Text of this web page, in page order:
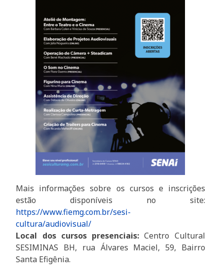
Mais informações sobre os cursos e inscrições
estão disponíveis no site:
https://www.fiemg.com.br/sesi-
cultura/audiovisual/
Local dos cursos presenciais: Centro Cultural
SESIMINAS BH, rua Álvares Maciel, 59, Bairro
Santa Efigênia.